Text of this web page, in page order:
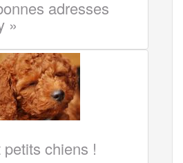
adresses
»
chiens !